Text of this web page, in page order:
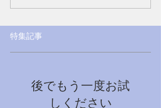
特集記事
後でもう一度お試
しください